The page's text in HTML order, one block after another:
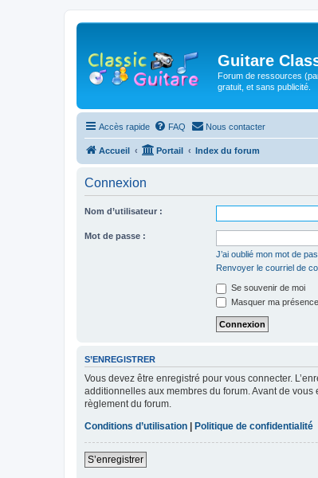
Guitare
Forum de ressources
gratuit, et sans publicité.
Accès rapide FAQ Nous contacter
Accueil Portail Index du forum
Connexion
Nom d’utilisateur :
Mot de passe :
J’ai oublié mon mot de
Renvoyer le courriel de
Se souvenir de moi
Masquer ma
S’ENREGISTRER
Vous devez être enregistré pour vous connecter.
additionnelles aux membres du forum. Avant de
règlement du forum.
Conditions d’utilisation | Politique de confidentialité
S’enregistrer